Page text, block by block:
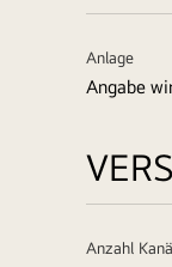
Anlage
Angabe
Anzahl